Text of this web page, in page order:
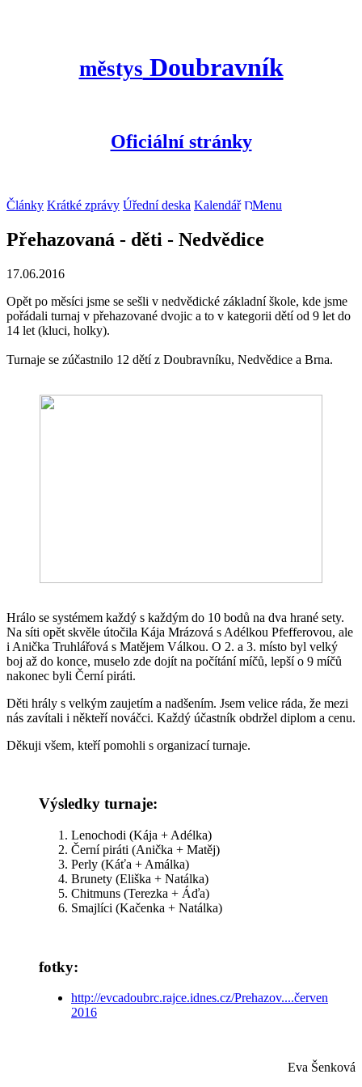
městys Doubravník
Oficiální stránky
Články Krátké zprávy Úřední deska Kalendář Menu
Přehazovaná - děti - Nedvědice
17.06.2016
Opět po měsíci jsme se sešli v nedvědické základní škole, kde jsme
pořádali turnaj v přehazované dvojic a to v kategorii dětí od 9 let do
14 let (kluci, holky).
Turnaje se zúčastnilo 12 dětí z Doubravníku, Nedvědice a Brna.
Hrálo se systémem každý s každým do 10 bodů na dva hrané sety.
Na síti opět skvěle útočila Kája Mrázová s Adélkou Pfefferovou, ale
i Anička Truhlářová s Matějem Válkou. O 2. a 3. místo byl velký
boj až do konce, muselo zde dojít na počítání míčů, lepší o 9 míčů
nakonec byli Černí piráti.
Děti hrály s velkým zaujetím a nadšením. Jsem velice ráda, že mezi
nás zavítali i někteří nováčci. Každý účastník obdržel diplom a cenu.
Děkuji všem, kteří pomohli s organizací turnaje.
Výsledky turnaje:
Lenochodi (Kája + Adélka)
Černí piráti (Anička + Matěj)
Perly (Káťa + Amálka)
Brunety (Eliška + Natálka)
Chitmuns (Terezka + Áďa)
Smajlíci (Kačenka + Natálka)
fotky:
http://evcadoubrc.rajce.idnes.cz/Prehazov....červen
2016
Eva Šenková